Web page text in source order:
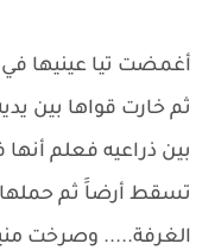
أغمضت تيا عينيها
ثم خارت قواها بين
بين ذراعيه فعلم
تسقط أرضاََ ثم حملها
الغرفة..... وصرخت